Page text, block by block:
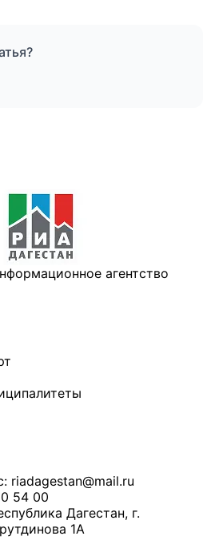
агентство
riadagestan@mail.ru
54 00
Дагестан, г.
1А